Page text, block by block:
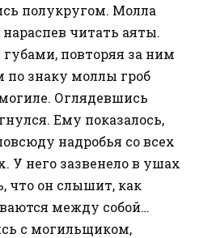
полукругом. Молла
читать аяты.
повторяя за ним
по знаку моллы гроб
Оглядевшись
Ему показалось,
надробья со всех
У него зазвенело в ушах
что он слышит, как
между собой…
с могильщиком,